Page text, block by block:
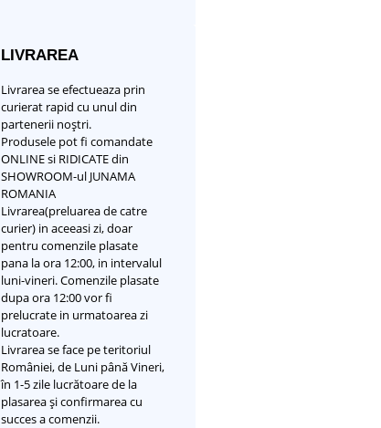
LIVRAREA
Livrarea se efectueaza prin
curierat rapid cu unul din
partenerii noștri.
Produsele pot fi comandate
ONLINE si RIDICATE din
SHOWROOM-ul JUNAMA
ROMANIA
Livrarea(preluarea de catre
curier) in aceeasi zi, doar
pentru comenzile plasate
pana la ora 12:00, in intervalul
luni-vineri. Comenzile plasate
dupa ora 12:00 vor fi
prelucrate in urmatoarea zi
lucratoare.
Livrarea se face pe teritoriul
României, de Luni până Vineri,
în 1-5 zile lucrătoare de la
plasarea și confirmarea cu
succes a comenzii.